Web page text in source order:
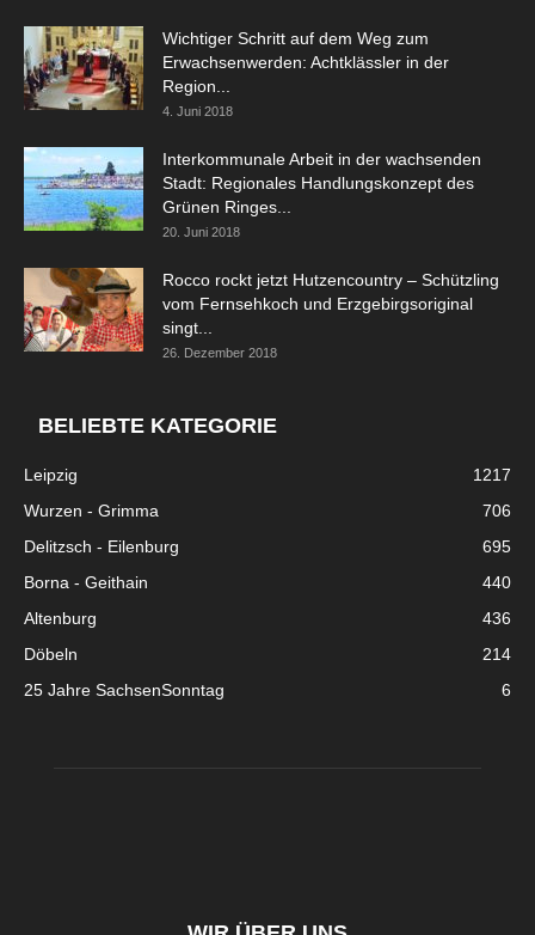
Wichtiger Schritt auf dem Weg zum
Erwachsenwerden: Achtklässler in der
Region...
4. Juni 2018
Interkommunale Arbeit in der wachsenden
Stadt: Regionales Handlungskonzept des
Grünen Ringes...
20. Juni 2018
Rocco rockt jetzt Hutzencountry – Schützling
vom Fernsehkoch und Erzgebirgsoriginal
singt...
26. Dezember 2018
BELIEBTE KATEGORIE
Leipzig
1217
Wurzen - Grimma
706
Delitzsch - Eilenburg
695
Borna - Geithain
440
Altenburg
436
Döbeln
214
25 Jahre SachsenSonntag
6